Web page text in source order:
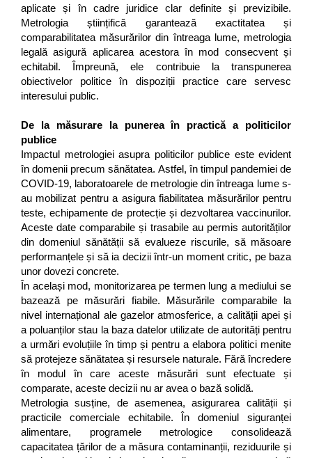
aplicate și în cadre juridice clar definite și previzibile.
Metrologia științifică garantează exactitatea și
comparabilitatea măsurărilor din întreaga lume, metrologia
legală asigură aplicarea acestora în mod consecvent și
echitabil. Împreună, ele contribuie la transpunerea
obiectivelor politice în dispoziții practice care servesc
interesului public.
De la măsurare la punerea în practică a politicilor
publice
Impactul metrologiei asupra politicilor publice este evident
în domenii precum sănătatea. Astfel, în timpul pandemiei de
COVID-19, laboratoarele de metrologie din întreaga lume s-
au mobilizat pentru a asigura fiabilitatea măsurărilor pentru
teste, echipamente de protecție și dezvoltarea vaccinurilor.
Aceste date comparabile și trasabile au permis autorităților
din domeniul sănătății să evalueze riscurile, să măsoare
performanțele și să ia decizii într-un moment critic, pe baza
unor dovezi concrete.
În același mod, monitorizarea pe termen lung a mediului se
bazează pe măsurări fiabile. Măsurările comparabile la
nivel internațional ale gazelor atmosferice, a calității apei și
a poluanților stau la baza datelor utilizate de autorități pentru
a urmări evoluțiile în timp și pentru a elabora politici menite
să protejeze sănătatea și resursele naturale. Fără încredere
în modul în care aceste măsurări sunt efectuate și
comparate, aceste decizii nu ar avea o bază solidă.
Metrologia susține, de asemenea, asigurarea calității și
practicile comerciale echitabile. În domeniul siguranței
alimentare, programele metrologice consolidează
capacitatea țărilor de a măsura contaminanții, reziduurile și